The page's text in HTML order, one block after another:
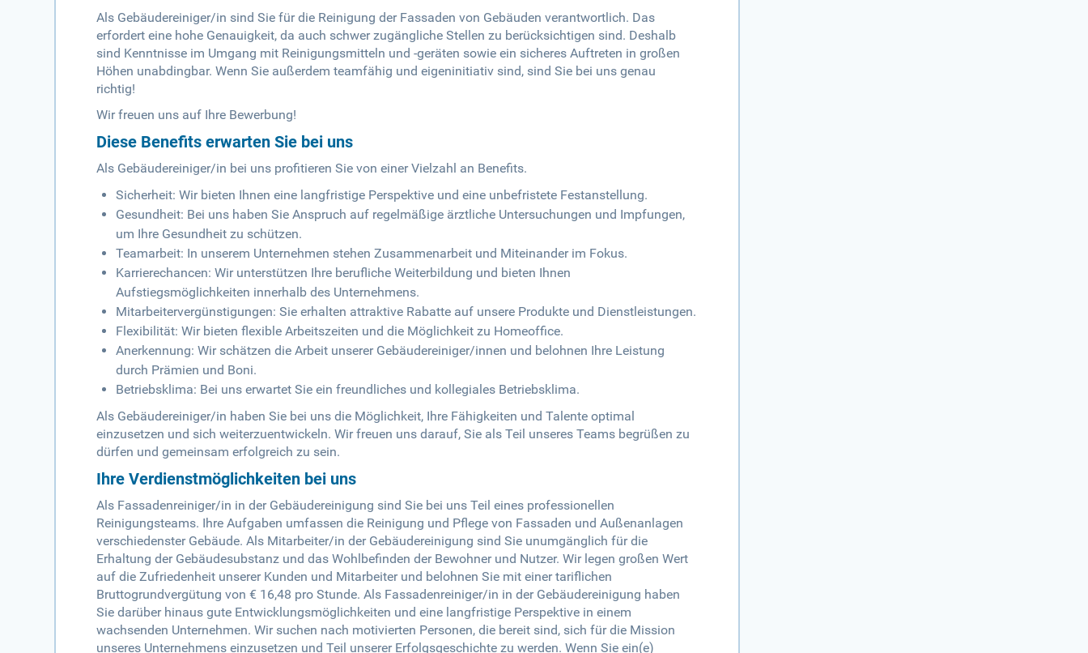
Als Gebäudereiniger/in sind Sie für die Reinigung der Fassaden von Gebäuden verantwortlich. Das
erfordert eine hohe Genauigkeit, da auch schwer zugängliche Stellen zu berücksichtigen sind. Deshalb
sind Kenntnisse im Umgang mit Reinigungsmitteln und -geräten sowie ein sicheres Auftreten in großen
Höhen unabdingbar. Wenn Sie außerdem teamfähig und eigeninitiativ sind, sind Sie bei uns genau
richtig!
Wir freuen uns auf Ihre Bewerbung!
Diese Benefits erwarten Sie bei uns
Als Gebäudereiniger/in bei uns profitieren Sie von einer Vielzahl an Benefits.
Sicherheit: Wir bieten Ihnen eine langfristige Perspektive und eine unbefristete Festanstellung.
Gesundheit: Bei uns haben Sie Anspruch auf regelmäßige ärztliche Untersuchungen und Impfungen,
um Ihre Gesundheit zu schützen.
Teamarbeit: In unserem Unternehmen stehen Zusammenarbeit und Miteinander im Fokus.
Karrierechancen: Wir unterstützen Ihre berufliche Weiterbildung und bieten Ihnen
Aufstiegsmöglichkeiten innerhalb des Unternehmens.
Mitarbeitervergünstigungen: Sie erhalten attraktive Rabatte auf unsere Produkte und Dienstleistungen.
Flexibilität: Wir bieten flexible Arbeitszeiten und die Möglichkeit zu Homeoffice.
Anerkennung: Wir schätzen die Arbeit unserer Gebäudereiniger/innen und belohnen Ihre Leistung
durch Prämien und Boni.
Betriebsklima: Bei uns erwartet Sie ein freundliches und kollegiales Betriebsklima.
Als Gebäudereiniger/in haben Sie bei uns die Möglichkeit, Ihre Fähigkeiten und Talente optimal
einzusetzen und sich weiterzuentwickeln. Wir freuen uns darauf, Sie als Teil unseres Teams begrüßen zu
dürfen und gemeinsam erfolgreich zu sein.
Ihre Verdienstmöglichkeiten bei uns
Als Fassadenreiniger/in in der Gebäudereinigung sind Sie bei uns Teil eines professionellen
Reinigungsteams. Ihre Aufgaben umfassen die Reinigung und Pflege von Fassaden und Außenanlagen
verschiedenster Gebäude. Als Mitarbeiter/in der Gebäudereinigung sind Sie unumgänglich für die
Erhaltung der Gebäudesubstanz und das Wohlbefinden der Bewohner und Nutzer. Wir legen großen Wert
auf die Zufriedenheit unserer Kunden und Mitarbeiter und belohnen Sie mit einer tariflichen
Bruttogrundvergütung von € 16,48 pro Stunde. Als Fassadenreiniger/in in der Gebäudereinigung haben
Sie darüber hinaus gute Entwicklungsmöglichkeiten und eine langfristige Perspektive in einem
wachsenden Unternehmen. Wir suchen nach motivierten Personen, die bereit sind, sich für die Mission
unseres Unternehmens einzusetzen und Teil unserer Erfolgsgeschichte zu werden. Wenn Sie ein(e)